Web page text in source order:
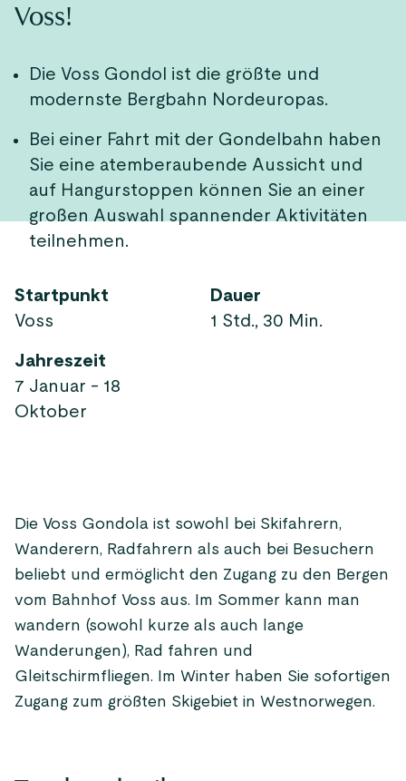
Voss!
Die Voss Gondol ist die größte und
modernste Bergbahn Nordeuropas.
Bei einer Fahrt mit der Gondelbahn haben
Sie eine atemberaubende Aussicht und
auf Hangurstoppen können Sie an einer
großen Auswahl spannender Aktivitäten
teilnehmen.
Startpunkt
Voss
Dauer
1 Std., 30 Min.
Jahreszeit
7 Januar - 18
Oktober
Die Voss Gondola ist sowohl bei Skifahrern,
Wanderern, Radfahrern als auch bei Besuchern
beliebt und ermöglicht den Zugang zu den Bergen
vom Bahnhof Voss aus. Im Sommer kann man
wandern (sowohl kurze als auch lange
Wanderungen), Rad fahren und
Gleitschirmfliegen. Im Winter haben Sie sofortigen
Zugang zum größten Skigebiet in Westnorwegen.